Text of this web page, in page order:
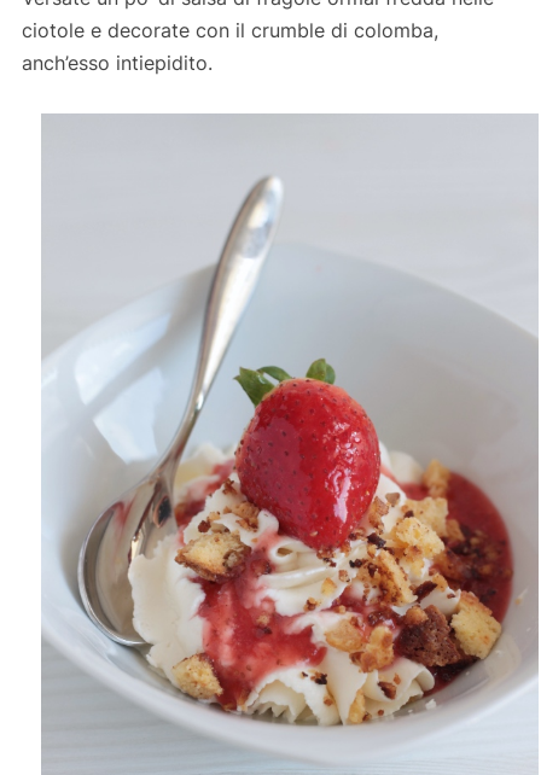
ciotole e decorate con il crumble di colomba,
anch’esso intiepidito.